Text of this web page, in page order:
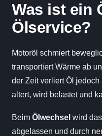
Was ist ein
Ölservice?
Motoröl schmiert
transportiert Wärme ab
der Zeit verliert Öl
altert, wird belastet und
Beim Ölwechsel wird
abgelassen und durch